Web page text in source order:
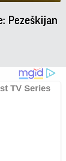
Pezeškijan